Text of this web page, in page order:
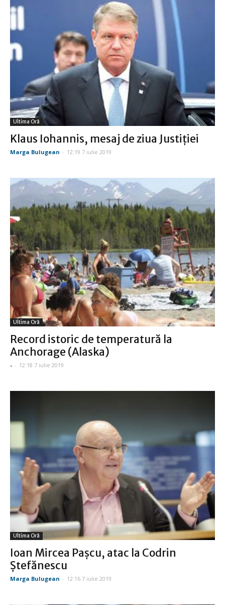
Ultima Oră
Klaus Iohannis, mesaj de ziua Justiției
Marga Bulugean - 12:19 7 iulie 2019
Ultima Oră
Record istoric de temperatură la
Anchorage (Alaska)
- - 12:18 7 iulie 2019
Ultima Oră
Ioan Mircea Paşcu, atac la Codrin
Ştefănescu
Marga Bulugean - 12:16 7 iulie 2019